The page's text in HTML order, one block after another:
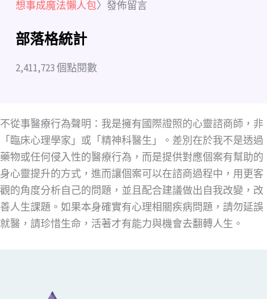
想事成魔法懶人包〉發佈留言
部落格統計
2,411,723 個點閱數
不從事醫療行為聲明：我是擁有國際證照的心靈諮商師，非
「臨床心理學家」或「精神科醫生」。差別在於我不是透過
藥物或任何侵入性的醫療行為，而是提供對應個案有幫助的
身心靈提升的方式，進而讓個案可以在諮商過程中，用更客
觀的角度分析自己的問題，並且配合建議做出自我改變，改
善人生課題。如果本身確實有心理相關疾病問題，請勿延誤
就醫，請珍惜生命，活著才有能力與機會去翻轉人生。